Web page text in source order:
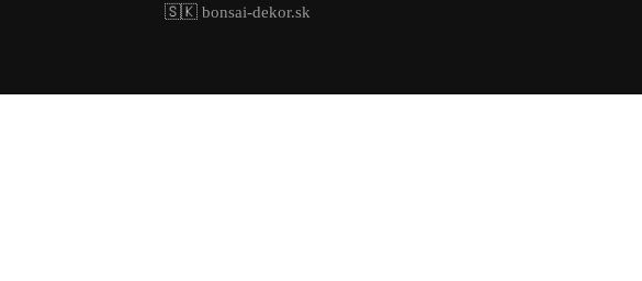
🇸🇰 bonsai-dekor.sk